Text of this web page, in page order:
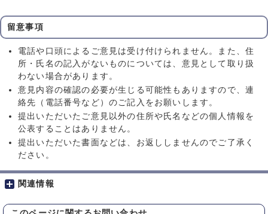
留意事項
電話や口頭によるご意見は受け付けられません。また、住
所・氏名の記入がないものについては、意見として取り扱
わない場合があります。
意見内容の確認の必要が生じる可能性もありますので、連
絡先（電話番号など）のご記入をお願いします。
提出いただいたご意見以外の住所や氏名などの個人情報を
公表することはありません。
提出いただいた書面などは、お返ししませんのでご了承く
ださい。
関連情報